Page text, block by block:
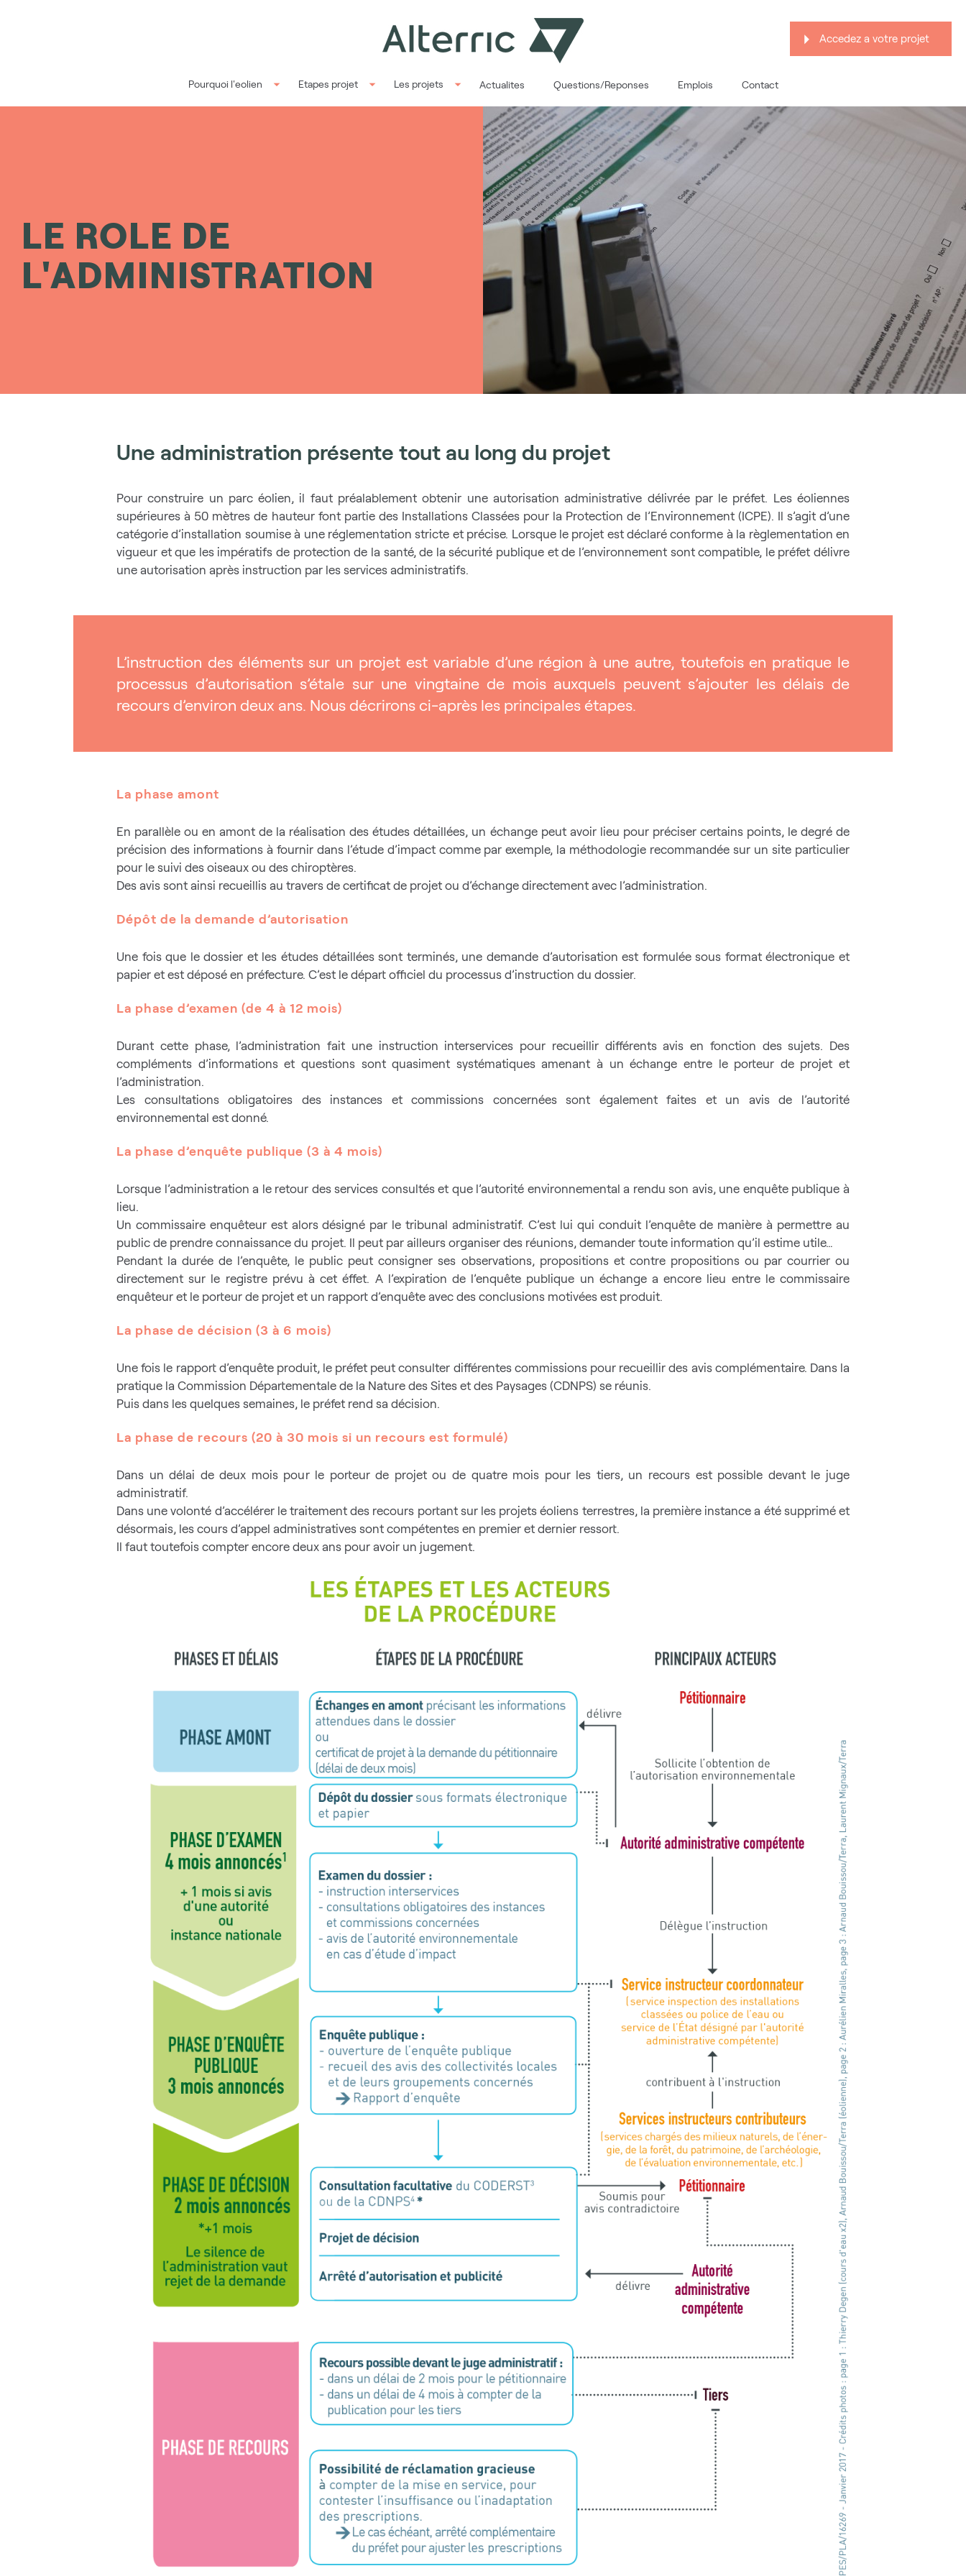
Accedez a votre projet
Pourquoi l'eolien Etapes projet Les projets Actualites Questions/Reponses Emplois Contact
LE ROLE DE
L'ADMINISTRATION
Une administration présente tout au long du projet
Pour construire un parc éolien, il faut préalablement obtenir une autorisation administrative délivrée par le préfet. Les éoliennes
supérieures à 50 mètres de hauteur font partie des Installations Classées pour la Protection de l’Environnement (ICPE). Il s’agit d’une
catégorie d’installation soumise à une réglementation stricte et précise. Lorsque le projet est déclaré conforme à la règlementation en
vigueur et que les impératifs de protection de la santé, de la sécurité publique et de l’environnement sont compatible, le préfet délivre
une autorisation après instruction par les services administratifs.
L’instruction des éléments sur un projet est variable d’une région à une autre, toutefois en pratique le
processus d’autorisation s’étale sur une vingtaine de mois auxquels peuvent s’ajouter les délais de
recours d’environ deux ans. Nous décrirons ci-après les principales étapes.
La phase amont
En parallèle ou en amont de la réalisation des études détaillées, un échange peut avoir lieu pour préciser certains points, le degré de
précision des informations à fournir dans l’étude d’impact comme par exemple, la méthodologie recommandée sur un site particulier
pour le suivi des oiseaux ou des chiroptères.
Des avis sont ainsi recueillis au travers de certificat de projet ou d’échange directement avec l’administration.
Dépôt de la demande d’autorisation
Une fois que le dossier et les études détaillées sont terminés, une demande d’autorisation est formulée sous format électronique et
papier et est déposé en préfecture. C’est le départ officiel du processus d’instruction du dossier.
La phase d’examen (de 4 à 12 mois)
Durant cette phase, l’administration fait une instruction interservices pour recueillir différents avis en fonction des sujets. Des
compléments d’informations et questions sont quasiment systématiques amenant à un échange entre le porteur de projet et
l’administration.
Les consultations obligatoires des instances et commissions concernées sont également faites et un avis de l’autorité
environnemental est donné.
La phase d’enquête publique (3 à 4 mois)
Lorsque l’administration a le retour des services consultés et que l’autorité environnemental a rendu son avis, une enquête publique à
lieu.
Un commissaire enquêteur est alors désigné par le tribunal administratif. C’est lui qui conduit l’enquête de manière à permettre au
public de prendre connaissance du projet. Il peut par ailleurs organiser des réunions, demander toute information qu’il estime utile…
Pendant la durée de l’enquête, le public peut consigner ses observations, propositions et contre propositions ou par courrier ou
directement sur le registre prévu à cet éffet. A l’expiration de l’enquête publique un échange a encore lieu entre le commissaire
enquêteur et le porteur de projet et un rapport d’enquête avec des conclusions motivées est produit.
La phase de décision (3 à 6 mois)
Une fois le rapport d’enquête produit, le préfet peut consulter différentes commissions pour recueillir des avis complémentaire. Dans la
pratique la Commission Départementale de la Nature des Sites et des Paysages (CDNPS) se réunis.
Puis dans les quelques semaines, le préfet rend sa décision.
La phase de recours (20 à 30 mois si un recours est formulé)
Dans un délai de deux mois pour le porteur de projet ou de quatre mois pour les tiers, un recours est possible devant le juge
administratif.
Dans une volonté d’accélérer le traitement des recours portant sur les projets éoliens terrestres, la première instance a été supprimé et
désormais, les cours d’appel administratives sont compétentes en premier et dernier ressort.
Il faut toutefois compter encore deux ans pour avoir un jugement.